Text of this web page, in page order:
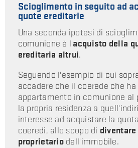
Scioglimento in seguito ad
quote ereditarie
Una seconda ipotesi di
comunione è l'acquisto della
ereditaria altrui.
Seguendo l'esempio di cui
accadere che il coerede che
appartamento in comunione al
la propria residenza a
interesse ad acquistare la
coeredi, allo scopo di
proprietariodell'immobile.